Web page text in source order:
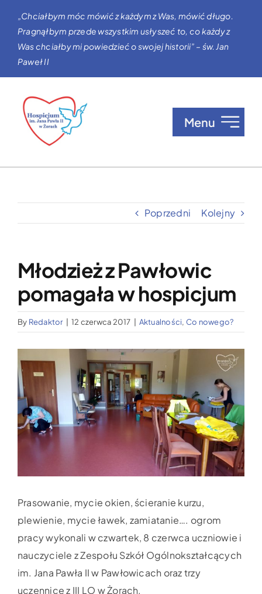
zawartości
„Chciałbym móc mówić z każdym z Was, mówić długo.
Pragnąłbym przede wszystkim usłyszeć to, co każdy z
Was chciałby mi powiedzieć o swojej historii” – św. Jan
Paweł II
Menu
Wypożyczalnia sprzętu medycznego
Aktualności
Jak możesz nam pomóc?
Kontakt
Poprzedni Kolejny
Młodzież z Pawłowic
pomagała w hospicjum
By Redaktor 12 czerwca 2017 Aktualności, Co nowego?
większy
obrazek
Prasowanie, mycie okien, ścieranie kurzu,
plewienie, mycie ławek, zamiatanie…. ogrom
pracy wykonali w czwartek, 8 czerwca uczniowie i
nauczyciele z Zespołu Szkół Ogólnokształcących
im. Jana Pawła II w Pawłowicach oraz trzy
uczennice z III LO w Żorach.